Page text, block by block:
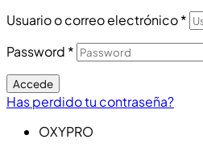
Usuario o correo electrónico*
Password *
Accede
Has perdido tu contraseña?
OXYPRO